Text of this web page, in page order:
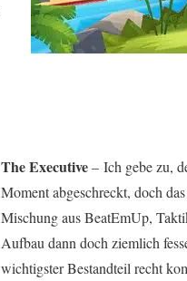
The Executive– Ich gebe zu,
Moment abgeschreckt, doch
Mischung aus BeatEmUp,
Aufbau dann doch ziemlich
wichtigster Bestandteil recht